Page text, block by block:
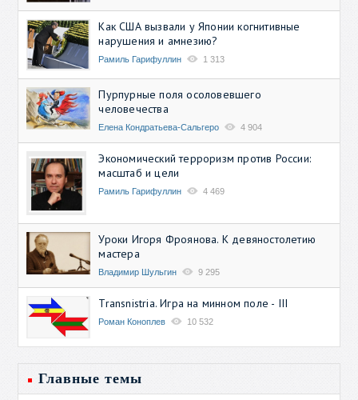
Как США вызвали у Японии когнитивные
нарушения и амнезию?
Рамиль Гарифуллин 1 313
Пурпурные поля осоловевшего
человечества
Елена Кондратьева-Сальгеро 4 904
Экономический терроризм против России:
масштаб и цели
Рамиль Гарифуллин 4 469
Уроки Игоря Фроянова. К девяностолетию
мастера
Владимир Шульгин 9 295
Transnistria. Игра на минном поле - III
Роман Коноплев 10 532
Главные темы